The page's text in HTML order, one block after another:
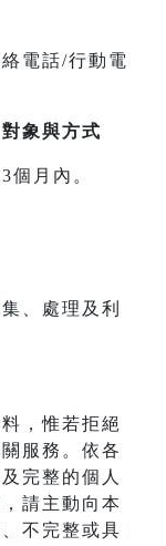
電話/行動電
象與方式
個月內。
、處理及利
，惟若拒絕
服務。依各
完整的個人
請主動向本
不完整或具